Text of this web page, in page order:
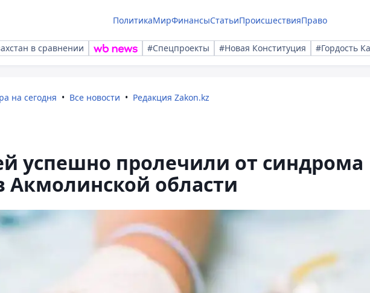
ПолитикаМирФинансыСтатьиПроисшествияПраво
в сравнении #Спецпроекты #Новая Конституция #Гордость
на сегодня Все новости Редакция Zakon.kz
успешно пролечили от синдрома
Акмолинской области